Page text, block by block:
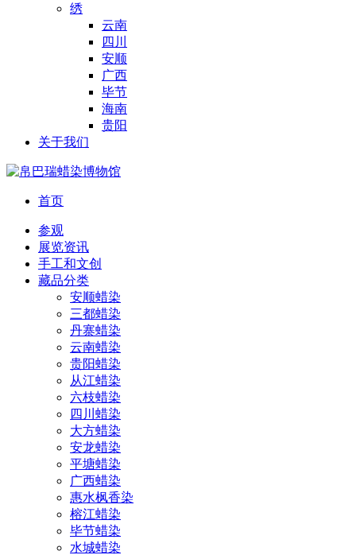
绣
云南
四川
安顺
广西
毕节
海南
贵阳
关于我们
首页
参观
展览资讯
手工和文创
藏品分类
安顺蜡染
三都蜡染
丹寨蜡染
云南蜡染
贵阳蜡染
从江蜡染
六枝蜡染
四川蜡染
大方蜡染
安龙蜡染
平塘蜡染
广西蜡染
惠水枫香染
榕江蜡染
毕节蜡染
水城蜡染